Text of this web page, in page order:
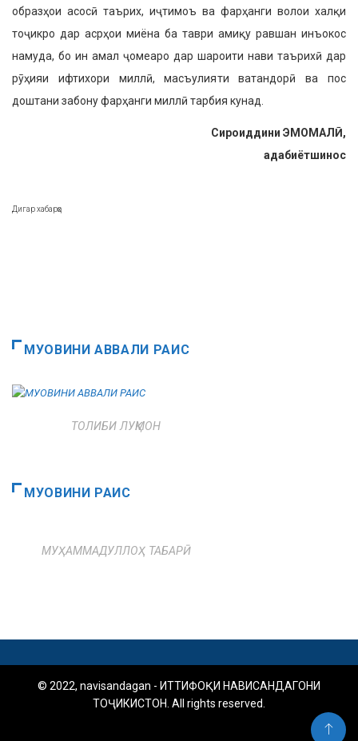
образҳои асосӣ таърих, иҷтимоъ ва фарҳанги волои халқи
тоҷикро дар асрҳои миёна ба таври амиқу равшан инъокос
намуда, бо ин амал ҷомеаро дар шароити нави таърихӣ дар
рӯҳияи ифтихори миллӣ, масъулияти ватандорӣ ва пос
доштани забону фарҳанги миллӣ тарбия кунад.
Сироиддини ЭМОМАЛӢ,
адабиётшинос
Дигар хабарҳо
МУОВИНИ АВВАЛИ РАИС
ТОЛИБИ ЛУҚМОН
МУОВИНИ РАИС
МУҲАММАДУЛЛОҲ ТАБАРӢ
© 2022, navisandagan - ИТТИФОҚИ НАВИСАНДАГОНИ
ТОҶИКИСТОН. All rights reserved.